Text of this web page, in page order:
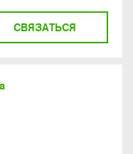
СВЯЗАТЬСЯ